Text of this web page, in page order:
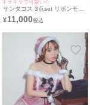
キラキラで可愛い☆
サンタコス 3点set リボンモチ
ーフ付きツイードキラキラスパ
ンコール サンタ コスプレ [ワ
ーリング]
¥11,000